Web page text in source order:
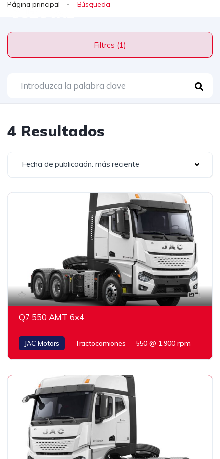
Página principal
Filtros (1)
4 Resultados
Fecha de publicación: más reciente
1
Q7 550 AMT 6x4
JAC Motors Tractocamiones 550 @ 1.900 rpm